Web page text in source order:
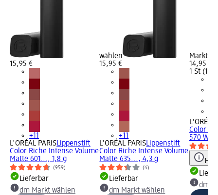
15,95 €
+11
L'ORÉAL PARiSLippenstift
Color Riche Intense Volume
Matte 601..., 1,8 g
(959)
Lieferbar
dm Markt wählen
wählen
15,95 €
+11
L'ORÉAL PARiSLippenstift
Color Riche Intense Volume
Matte 635..., 4,3 g
(4)
Lieferbar
dm Markt wählen
Markt
14,95 €
1 St
L'ORÉAL
Color
570
dm